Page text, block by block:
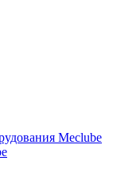
Meclube